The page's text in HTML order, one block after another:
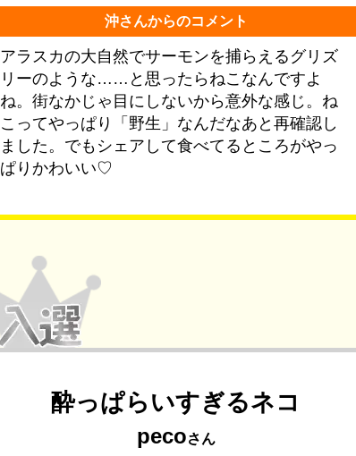
沖さんからのコメント
アラスカの大自然でサーモンを捕らえるグリズ
リーのような……と思ったらねこなんですよ
ね。街なかじゃ目にしないから意外な感じ。ね
こってやっぱり「野生」なんだなあと再確認し
ました。でもシェアして食べてるところがやっ
ぱりかわいい♡
酔っぱらいすぎるネコ
pecoさん